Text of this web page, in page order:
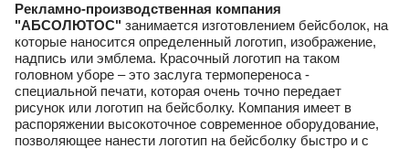
Рекламно-производственная компания
"АБСОЛЮТОС" занимается изготовлением бейсболок, на
которые наносится определенный логотип, изображение,
надпись или эмблема. Красочный логотип на таком
головном уборе – это заслуга термопереноса -
специальной печати, которая очень точно передает
рисунок или логотип на бейсболку. Компания имеет в
распоряжении высокоточное современное оборудование,
позволяющее нанести логотип на бейсболку быстро и с